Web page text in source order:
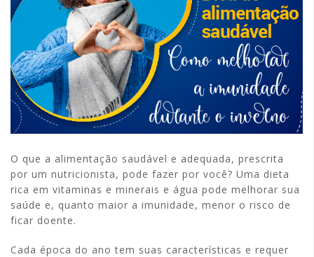
O que a alimentação saudável e adequada, prescrita
por um nutricionista, pode fazer por você? Uma dieta
rica em vitaminas e minerais e água pode melhorar sua
saúde e, quanto maior a imunidade, menor o risco de
ficar doente.
Cada época do ano tem suas características e requer